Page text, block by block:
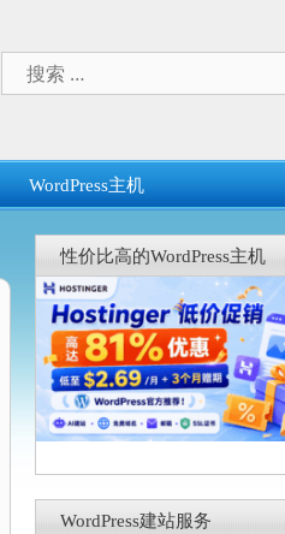
索：
WordPress主机
性价比高的WordPress主机
WordPress建站服务